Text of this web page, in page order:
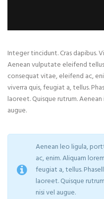
Integer tincidunt. Cras dapibus.
Aenean vulputate eleifend
consequat vitae, eleifend ac,
viverra quis, feugiat a, tellus.
laoreet. Quisque rutrum.
augue.
Aenean leo ligula,
ac, enim. Aliquam
feugiat a, tellus.
laoreet. Quisque
nisi vel augue.